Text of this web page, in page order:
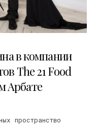
в компании
The 21 Food
Арбате
пространство